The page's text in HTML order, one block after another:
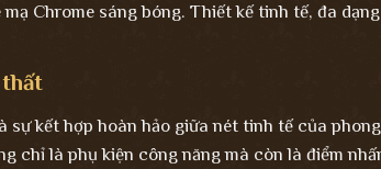
Chrome sáng bóng. Thiết kế tinh tế, đa
sự kết hợp hoàn hảo giữa nét tinh tế của
chỉ là phụ kiện công năng mà còn là điểm